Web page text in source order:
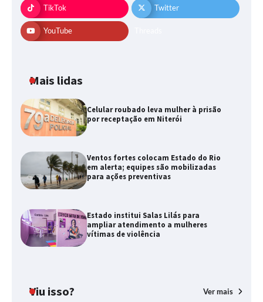
TikTok Twitter
YouTube
Mais lidas
Celular roubado leva mulher à prisão
por receptação em Niterói
Ventos fortes colocam Estado do Rio
em alerta; equipes são mobilizadas
para ações preventivas
Estado institui Salas Lilás para
ampliar atendimento a mulheres
vítimas de violência
Viu isso? Ver mais